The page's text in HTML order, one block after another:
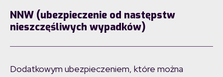
NNW (ubezpieczenie od następstw
nieszczęśliwych wypadków)
Dodatkowym ubezpieczeniem, które można